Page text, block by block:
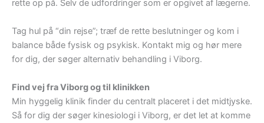
rette op på. Selv de udfordringer som er opgivet af lægerne.
Tag hul på “din rejse”; træf de rette beslutninger og kom i
balance både fysisk og psykisk. Kontakt mig og hør mere
for dig, der søger alternativ behandling i Viborg.
Find vej fra Viborg og til klinikken
Min hyggelig klinik finder du centralt placeret i det midtjyske.
Så for dig der søger kinesiologi i Viborg, er det let at komme